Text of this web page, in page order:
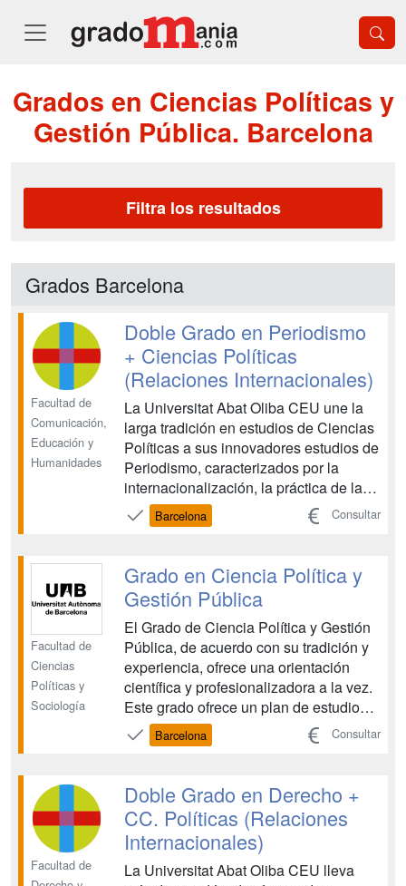
Grados en Ciencias Políticas y
Gestión Pública. Barcelona
Filtra los resultados
Grados Barcelona
Facultad de
Comunicación,
Educación y
Humanidades
Doble Grado en Periodismo
+ Ciencias Políticas
(Relaciones Internacionales)
La Universitat Abat Oliba CEU une la
larga tradición en estudios de Ciencias
Políticas a sus innovadores estudios de
Periodismo, caracterizados por la
internacionalización, la práctica de la
producción periodística, la orientación
emprendedora y el análisis de la
doble titulación en Periodismo y
Ciencias Polític...
Barcelona Consultar
Facultad de
Ciencias
Políticas y
Sociología
Grado en Ciencia Política y
Gestión Pública
El Grado de Ciencia Política y Gestión
Pública, de acuerdo con su tradición y
experiencia, ofrece una orientación
científica y profesionalizadora a la vez.
Este grado ofrece un plan de estudios
muy completo, en el que se combinan
una formación de base muy sólida con
en la posibilidad de obtener tanto un t...
Barcelona Consultar
Facultad de
Doble Grado en Derecho +
CC. Políticas (Relaciones
Internacionales)
La Universitat Abat Oliba CEU lleva